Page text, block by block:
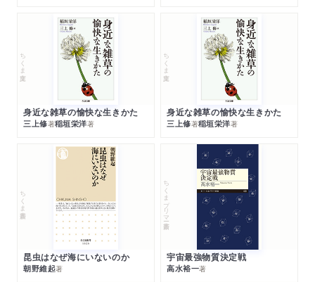
ちくま文庫
身近な雑草の愉快な生きかた
三上修著稲垣栄洋著
ちくま文庫
身近な雑草の愉快な生きかた
三上修著稲垣栄洋著
ちくま新書
昆虫はなぜ海にいないのか
朝野維起著
ちくまプリマー新書
宇宙最強物質決定戦
高水裕一著